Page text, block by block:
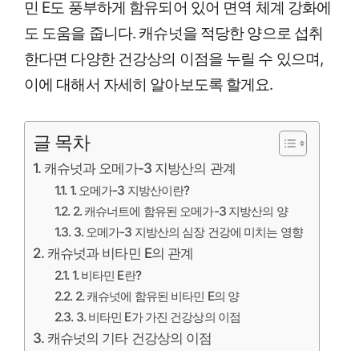
민 E도 풍부하게 함유되어 있어 면역 체계 강화에
도 도움을 줍니다. 캐슈넛을 적당한 양으로 섭취
한다면 다양한 건강상의 이점을 누릴 수 있으며,
이에 대해서 자세히 알아보도록 할게요.
글 목차
캐슈넛과 오메가-3 지방산의 관계
1. 오메가-3 지방산이란?
2. 캐슈너트에 함유된 오메가-3 지방산의 양
3. 오메가-3 지방산의 심장 건강에 미치는 영향
캐슈넛과 비타민 E의 관계
1. 비타민 E란?
2. 캐슈넛에 함유된 비타민 E의 양
3. 비타민 E가 가진 건강상의 이점
캐슈넛의 기타 건강상의 이점